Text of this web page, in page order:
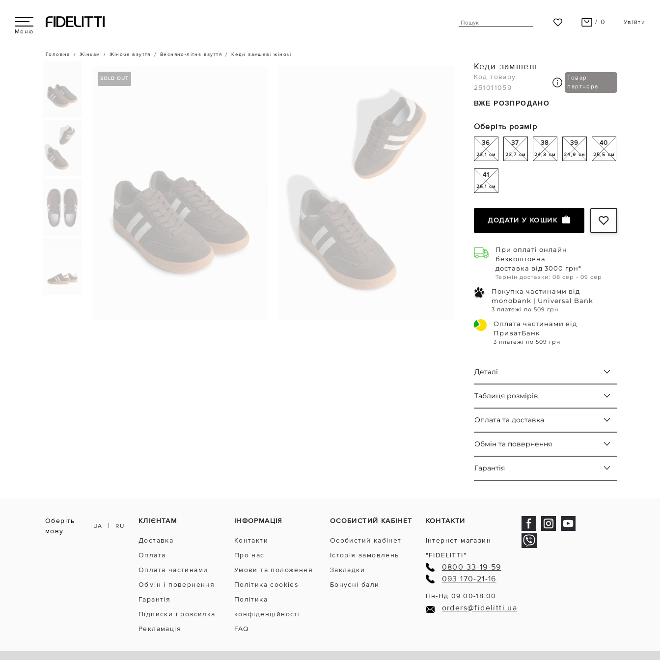
Меню
/ 0
Останні модні новинки чекають на Вас!
ПЕРЕГЛЯНУТИ
Увійти
Головна Жінкам Жіноче взуття Весняно-літнє взуття Кеди замшеві жіночі
SOLD OUT
Кеди замшеві
Код товару:
251011059
Товар
партнера
ВЖЕ РОЗПРОДАНО
Оберіть розмір
36
23,1 см
37
23,7 см
38
24,3 см
39
24,9 см
40
25,5 см
41
26,1 см
ДОДАТИ У КОШИК
При оплаті онлайн
безкоштовна
доставка від 3000 грн*
Термін доставки: 08 сер - 09 сер
Покупка частинами від
monobank | Universal Bank
3 платежі по 509 грн
Оплата частинами від
ПриватБанк
3 платежі по 509 грн
Деталі
Таблиця розмірів
Оплата та доставка
Обмін та повернення
Гарантія
Оберіть
мову :
UA | RU
КЛІЄНТАМ
Доставка
Оплата
Оплата частинами
Обмін і повернення
Гарантія
Підписки і розсилка
Рекламація
ІНФОРМАЦІЯ
Контакти
Про нас
Умови та положення
Політика cookies
Політика
конфіденційності
FAQ
ОСОБИСТИЙ КАБІНЕТ
Особистий кабінет
Історія замовлень
Закладки
Бонусні бали
КОНТАКТИ
Інтернет магазин
"FIDELITTI"
0800 33-19-59
093 170-21-16
Пн-Нд 09:00-18:00
orders@fidelitti.ua